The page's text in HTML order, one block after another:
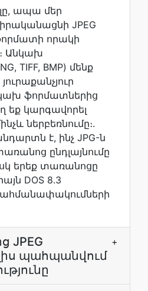
ապա մեր
JPEG
որակի
Անկախ
TIFF, BMP) մենք
ֆորմատներից
եք կարգավորել
ներբեռնումը։.
է, ինչ JPG-ն
ընդլայնումը
երեք տառանոցը
DOS 8.3
JPEG
պահպանվում
+